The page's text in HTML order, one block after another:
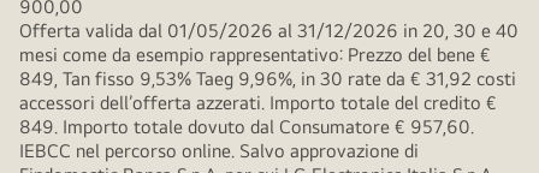
900,00
Offerta valida dal 01/05/2026 al 31/12/2026 in 20, 30 e 40
mesi come da esempio rappresentativo: Prezzo del bene €
849, Tan fisso 9,53% Taeg 9,96%, in 30 rate da € 31,92 costi
accessori dell’offerta azzerati. Importo totale del credito €
849. Importo totale dovuto dal Consumatore € 957,60.
IEBCC nel percorso online. Salvo approvazione di